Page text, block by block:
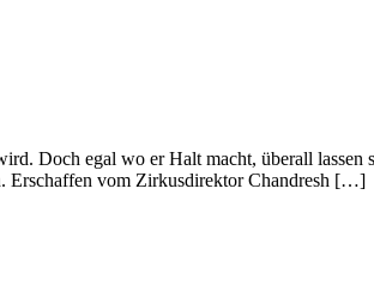
Doch egal wo er Halt macht, überall
Erschaffen vom Zirkusdirektor Chandresh […]